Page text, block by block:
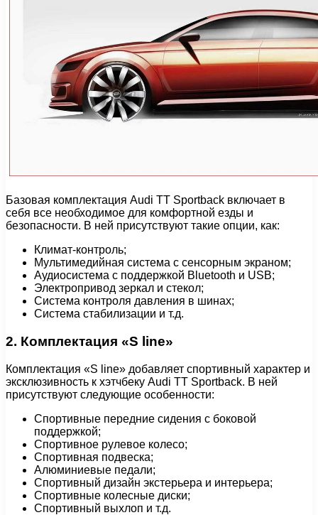
Базовая комплектация Audi TT Sportback включает в
себя все необходимое для комфортной езды и
безопасности. В ней присутствуют такие опции, как:
Климат-контроль;
Мультимедийная система с сенсорным экраном;
Аудиосистема с поддержкой Bluetooth и USB;
Электропривод зеркал и стекол;
Система контроля давления в шинах;
Система стабилизации и т.д.
2. Комплектация «S line»
Комплектация «S line» добавляет спортивный характер и
эксклюзивность к хэтчбеку Audi TT Sportback. В ней
присутствуют следующие особенности:
Спортивные передние сидения с боковой
поддержкой;
Спортивное рулевое колесо;
Спортивная подвеска;
Алюминиевые педали;
Спортивный дизайн экстерьера и интерьера;
Спортивные колесные диски;
Спортивный выхлоп и т.д.